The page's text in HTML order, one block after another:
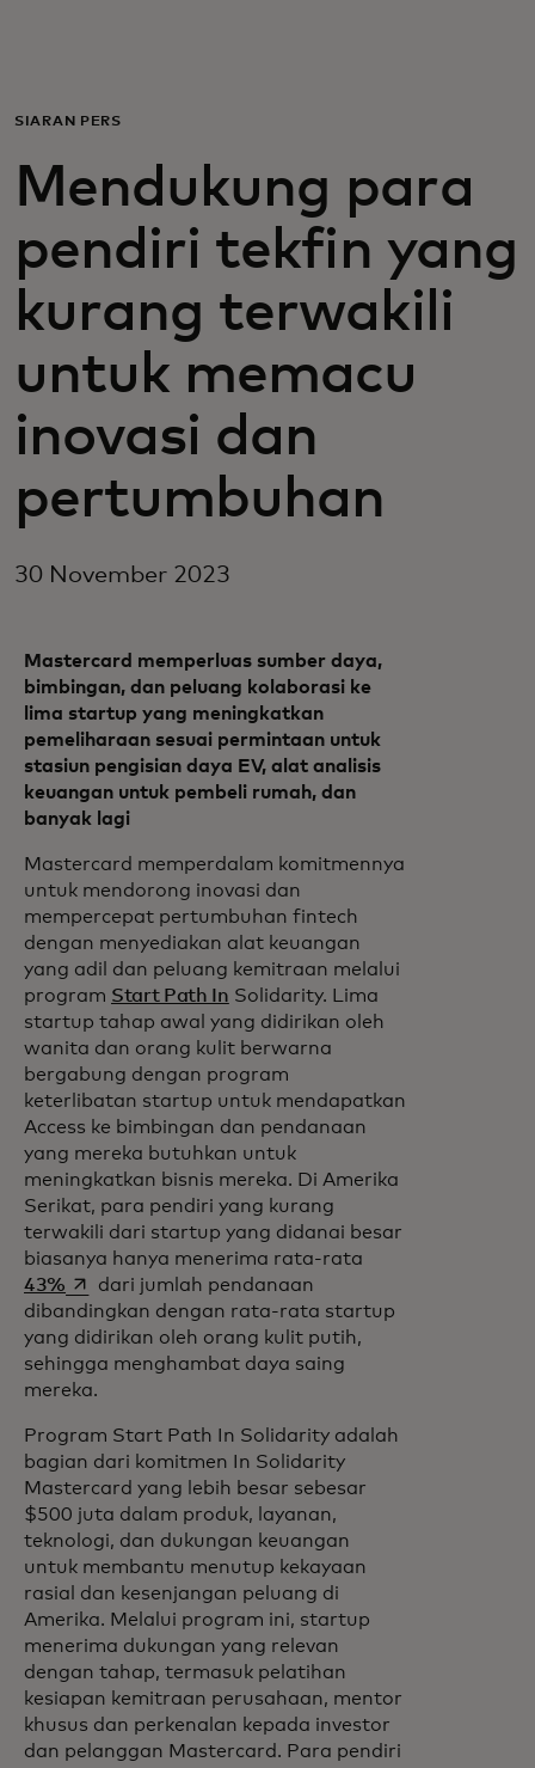
Untuk bisnis
Untuk dunia
Untuk inovator
Berita dan tren
SIARAN PERS
Mendukung para
pendiri tekfin yang
kurang terwakili
untuk memacu
inovasi dan
pertumbuhan
30 November 2023
Mastercard memperluas sumber daya,
bimbingan, dan peluang kolaborasi ke
lima startup yang meningkatkan
pemeliharaan sesuai permintaan untuk
stasiun pengisian daya EV, alat analisis
keuangan untuk pembeli rumah, dan
banyak lagi
Mastercard memperdalam komitmennya
untuk mendorong inovasi dan
mempercepat pertumbuhan fintech
dengan menyediakan alat keuangan
yang adil dan peluang kemitraan melalui
program Start Path In Solidarity. Lima
startup tahap awal yang didirikan oleh
wanita dan orang kulit berwarna
bergabung dengan program
keterlibatan startup untuk mendapatkan
Access ke bimbingan dan pendanaan
yang mereka butuhkan untuk
meningkatkan bisnis mereka. Di Amerika
Serikat, para pendiri yang kurang
terwakili dari startup yang didanai besar
biasanya hanya menerima rata-rata
43% opens in a new tab
dari jumlah pendanaan
dibandingkan dengan rata-rata startup
yang didirikan oleh orang kulit putih,
sehingga menghambat daya saing
mereka.
Program Start Path In Solidarity adalah
bagian dari komitmen In Solidarity
Mastercard yang lebih besar sebesar
$500 juta dalam produk, layanan,
teknologi, dan dukungan keuangan
untuk membantu menutup kekayaan
rasial dan kesenjangan peluang di
Amerika. Melalui program ini, startup
menerima dukungan yang relevan
dengan tahap, termasuk pelatihan
kesiapan kemitraan perusahaan, mentor
khusus dan perkenalan kepada investor
dan pelanggan Mastercard. Para pendiri